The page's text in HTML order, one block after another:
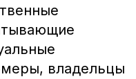
владельцы